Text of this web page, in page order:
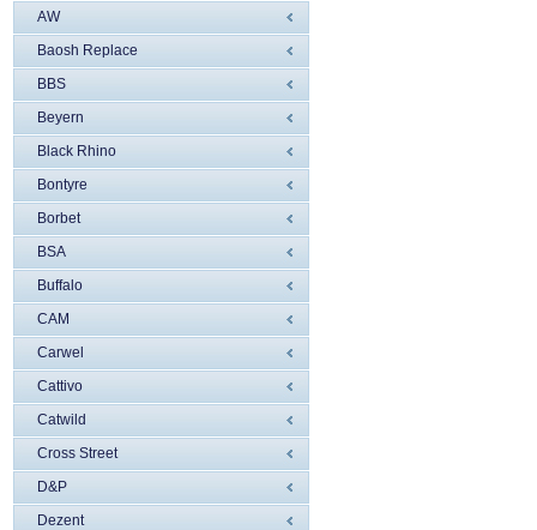
AW
Baosh Replace
BBS
Beyern
Black Rhino
Bontyre
Borbet
BSA
Buffalo
CAM
Carwel
Cattivo
Catwild
Cross Street
D&P
Dezent